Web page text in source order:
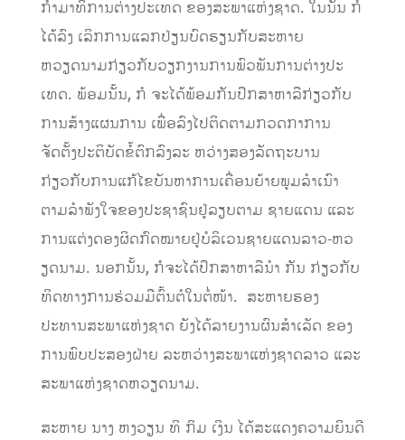
ກຳມາທິການຕ່າງປະເທດ ຂອງສະພາແຫ່ງຊາດ. ໃນນັ້ນ ກໍ
ໄດ້ລົງ ເລິກການແລກປ່ຽນບົດຮຽນກັບສະຫາຍ
ຫວຽດນາມກ່ຽວກັບວຽກ​ງານ​ການ​ພົວ​ພັນ​ການ​ຕ່າງ​ປະ​
ເທດ​. ພ້ອມນັ້ນ, ກໍ ຈະໄດ້ພ້ອມກັນປຶກສາຫາລືກ່ຽວກັບ
ການ​ສ້າງ​ແຜນການ ເພື່ອລົງ​ໄປຕິດຕາມ​ກວດກາ​ການ
ຈັດຕັ້ງປະຕິບັດຂໍ້ຕົກລົງລະ ຫວ່າງສອງລັດຖະບານ
ກ່ຽວກັບ​ການ​ແກ້​ໄຂ​ບັນຫາການ​ເຄື່ອນ​ຍ້າຍພູມ​ລຳ​ເນົາ
ຕາມ​ລຳ​ພັງ​ໃຈຂອງປະຊາຊົນຢູ່ລຽບຕາມ ຊາຍແດນ ແລະ
ການ​ແຕ່ງດອງ​ຜິດ​ກົດ​ໝາຍຢູ່ບໍ​ລິ​ເວນ​ຊາຍ​ແດນລາວ-ຫວ​
ຽດ​ນາມ.​ ນອກນັ້ນ, ກໍຈະໄດ້ປຶກສາຫາລືນໍາ ກັນ ກ່ຽວກັບ
ທິດທາງການຮ່ວມມືຕົ້ນຕໍໃນຕໍ່ໜ້າ. ສະຫາຍຮອງ
ປະທານສະພາແຫ່ງຊາດ ຍັງໄດ້ລາຍງານຜົນສໍາເລັດ ຂອງ
ການພົບປະສອງຝ່າຍ ລະຫວ່າງສະພາແຫ່ງຊາດລາວ ແລະ
ສະພາແຫ່ງຊາດຫວຽດນາມ.
ສະຫາຍ ນາງ ຫງວຽນ ທິ ກິມ ເງິນ ໄດ້ສະແດງຄວາມຍິນດີ